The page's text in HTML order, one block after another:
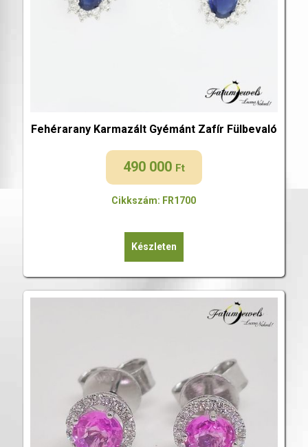
Fehérarany Karmazált Gyémánt Zafír Fülbevaló
490 000 Ft
Cikkszám: FR1700
Készleten